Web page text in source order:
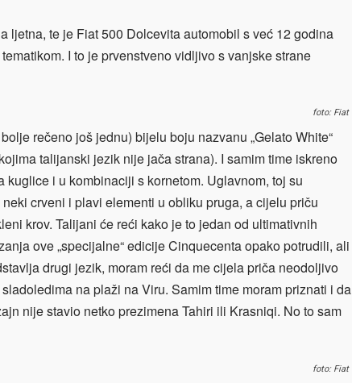
ljetna, te je Fiat 500 Dolcevita automobil s već 12 godina
I to je prvenstveno vidljivo s vanjske strane
foto: Fiat
rečeno još jednu) bijelu boju nazvanu „Gelato White“
talijanski jezik nije jača strana). I samim time iskreno
kuglice i u kombinaciji s kornetom. Uglavnom, toj su
crveni i plavi elementi u obliku pruga, a cijelu priču
krov. Talijani će reći kako je to jedan od ultimativnih
ove „specijalne“ edicije Cinquecenta opako potrudili, ali
drugi jezik, moram reći da me cijela priča neodoljivo
na plaži na Viru. Samim time moram priznati i da
nije stavio netko prezimena Tahiri ili Krasniqi. No to sam
foto: Fiat